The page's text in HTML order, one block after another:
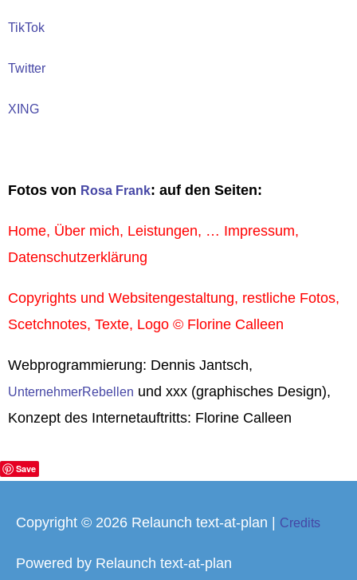
TikTok
Twitter
XING
Fotos von Rosa Frank: auf den Seiten:
Home, Über mich, Leistungen, … Impressum,
Datenschutzerklärung
Copyrights und Websitengestaltung, restliche Fotos,
Scetchnotes, Texte, Logo © Florine Calleen
Webprogrammierung: Dennis Jantsch,
UnternehmerRebellen und xxx (graphisches Design),
Konzept des Internetauftritts: Florine Calleen
Save
Copyright © 2026 Relaunch text-at-plan Credits
Powered by Relaunch text-at-plan